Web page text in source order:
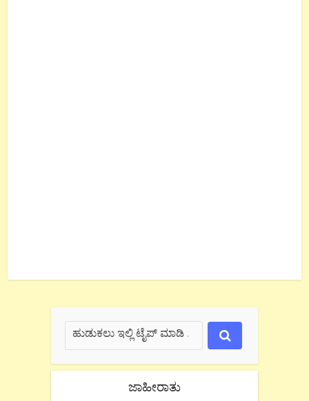
ಜಾಹೀರಾತು